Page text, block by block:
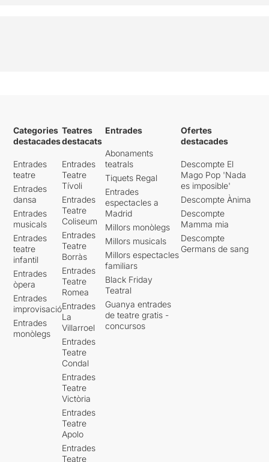
Categories
destacades
Entrades
teatre
Entrades
dansa
Entrades
musicals
Entrades
teatre
infantil
Entrades
òpera
Entrades
improvisació
Entrades
monòlegs
Teatres
destacats
Entrades
Teatre
Tívoli
Entrades
Teatre
Coliseum
Entrades
Teatre
Borràs
Entrades
Teatre
Romea
Entrades
La
Villarroel
Entrades
Teatre
Condal
Entrades
Teatre
Victòria
Entrades
Teatre
Apolo
Entrades
Teatre
Entrades
Abonaments
teatrals
Tiquets Regal
Entrades
espectacles a
Madrid
Millors monòlegs
Millors musicals
Millors espectacles
familiars
Black Friday
Teatral
Guanya entrades
de teatre gratis -
concursos
Ofertes
destacades
Descompte El
Mago Pop 'Nada
es imposible'
Descompte Ànima
Descompte
Mamma mia
Descompte
Germans de sang